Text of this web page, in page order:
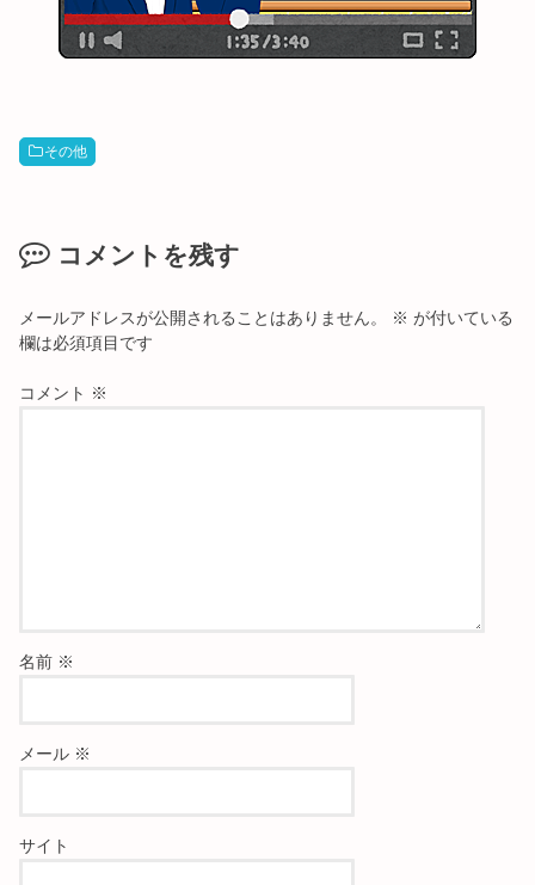
その他
コメントを残す
メールアドレスが公開されることはありません。 ※ が付いている
欄は必須項目です
コメント ※
名前 ※
メール ※
サイト